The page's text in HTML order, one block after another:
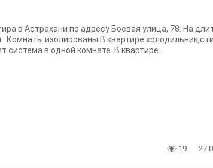
в Астрахани по адресу Боевая улица, 78. На
Комнаты изолированы.В квартире
в одной комнате. В квартире...
19